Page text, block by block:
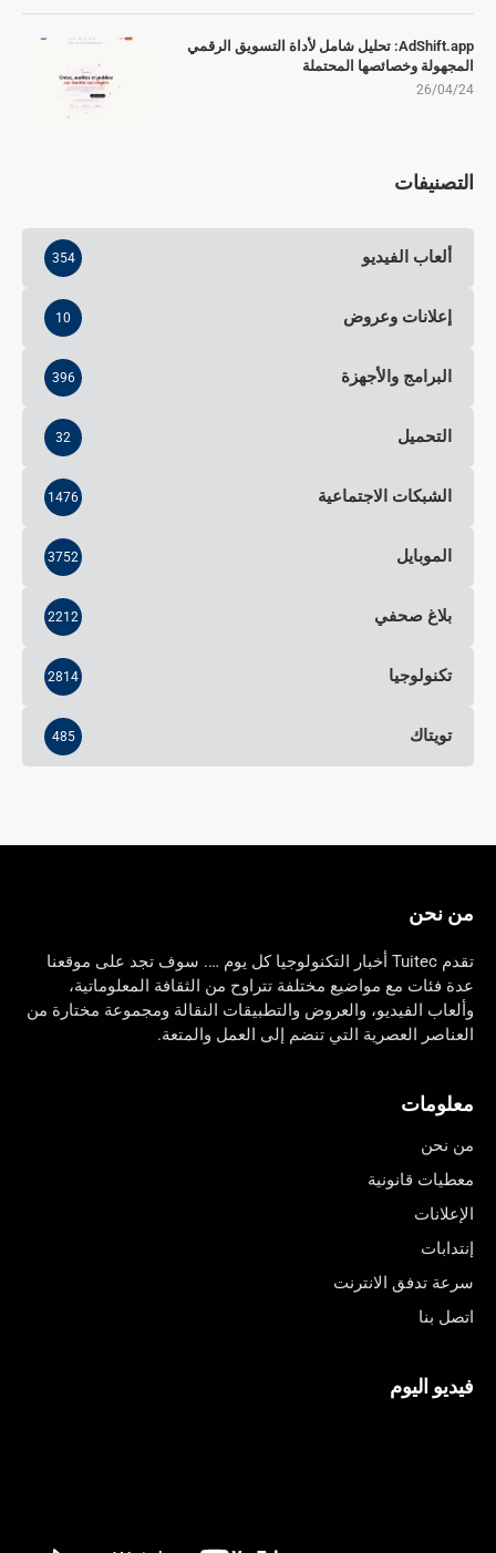
AdShift.app: تحليل شامل لأداة التسويق الرقمي
المجهولة وخصائصها المحتملة
26/04/24
التصنيفات
ألعاب الفيديو 354
إعلانات وعروض 10
البرامج والأجهزة 396
التحميل 32
الشبكات الاجتماعية 1476
الموبايل 3752
بلاغ صحفي 2212
تكنولوجيا 2814
تويتاك 485
من نحن
تقدم Tuitec أخبار التكنولوجيا كل يوم …. سوف تجد على موقعنا
عدة فئات مع مواضيع مختلفة تتراوح من الثقافة المعلوماتية،
وألعاب الفيديو، والعروض والتطبيقات النقالة ومجموعة مختارة من
العناصر العصرية التي تنضم إلى العمل والمتعة.
معلومات
من نحن
معطيات قانونية
الإعلانات
إنتدابات
سرعة تدفق الانترنت
اتصل بنا
فيديو اليوم